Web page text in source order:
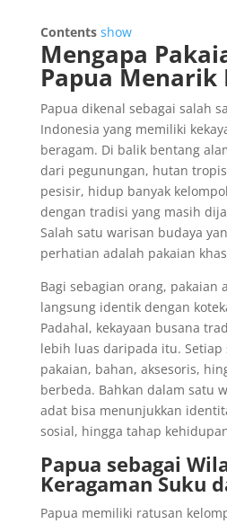
Contents show
Mengapa
Papua Menarik
Papua dikenal sebagai salah
Indonesia yang memiliki
beragam. Di balik bentang
dari pegunungan, hutan
pesisir, hidup banyak
dengan tradisi yang masih
Salah satu warisan budaya
perhatian adalah pakaian
Bagi sebagian orang, pakaian
langsung identik dengan
Padahal, kekayaan busana
lebih luas daripada itu.
pakaian, bahan, aksesoris,
berbeda. Bahkan dalam satu
adat bisa menunjukkan
sosial, hingga tahap
Papua sebagai
Keragaman Suku
Papua memiliki ratusan